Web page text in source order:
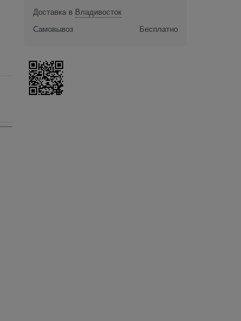
Доставка в Владивосток
Самовывоз
Бесплатно